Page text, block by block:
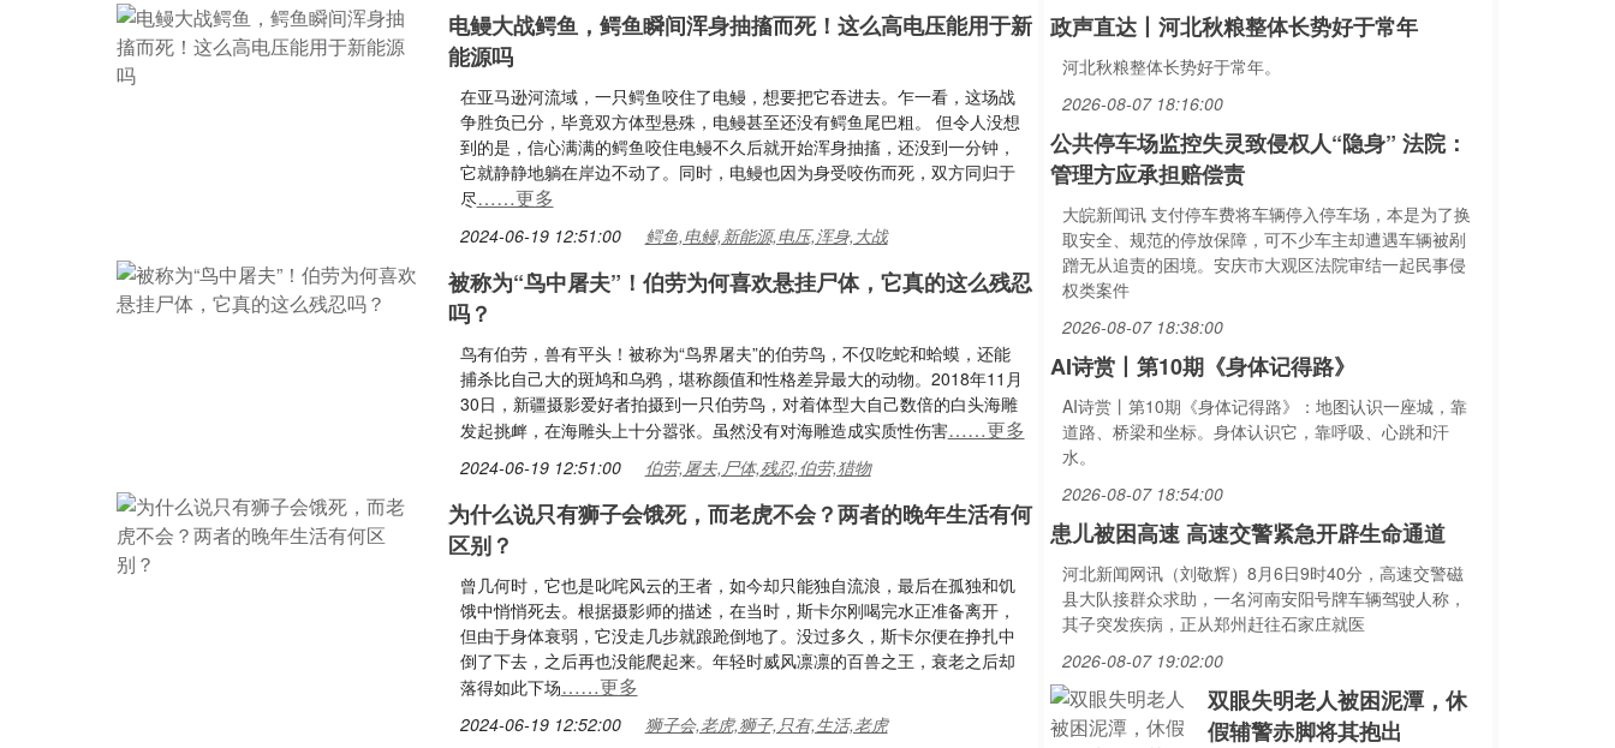
电鳗大战鳄鱼，鳄鱼瞬间浑身抽搐而死！这么高电压能用于新
能源吗
在亚马逊河流域，一只鳄鱼咬住了电鳗，想要把它吞进去。乍一看，这场战
争胜负已分，毕竟双方体型悬殊，电鳗甚至还没有鳄鱼尾巴粗。 但令人没想
到的是，信心满满的鳄鱼咬住电鳗不久后就开始浑身抽搐，还没到一分钟，
它就静静地躺在岸边不动了。同时，电鳗也因为身受咬伤而死，双方同归于
尽……更多
2024-06-19 12:51:00 鳄鱼,电鳗,新能源,电压,浑身,大战
被称为“鸟中屠夫”！伯劳为何喜欢悬挂尸体，它真的这么残忍
吗？
鸟有伯劳，兽有平头！被称为“鸟界屠夫”的伯劳鸟，不仅吃蛇和蛤蟆，还能
捕杀比自己大的斑鸠和乌鸦，堪称颜值和性格差异最大的动物。2018年11月
30日，新疆摄影爱好者拍摄到一只伯劳鸟，对着体型大自己数倍的白头海雕
发起挑衅，在海雕头上十分嚣张。虽然没有对海雕造成实质性伤害……更多
2024-06-19 12:51:00 伯劳,屠夫,尸体,残忍,伯劳,猎物
为什么说只有狮子会饿死，而老虎不会？两者的晚年生活有何
区别？
曾几何时，它也是叱咤风云的王者，如今却只能独自流浪，最后在孤独和饥
饿中悄悄死去。根据摄影师的描述，在当时，斯卡尔刚喝完水正准备离开，
但由于身体衰弱，它没走几步就踉跄倒地了。没过多久，斯卡尔便在挣扎中
倒了下去，之后再也没能爬起来。年轻时威风凛凛的百兽之王，衰老之后却
落得如此下场……更多
2024-06-19 12:52:00 狮子会,老虎,狮子,只有,生活,老虎
政声直达丨河北秋粮整体长势好于常年
河北秋粮整体长势好于常年。
2026-08-07 18:16:00
公共停车场监控失灵致侵权人“隐身” 法院：
管理方应承担赔偿责
大皖新闻讯 支付停车费将车辆停入停车场，本是为了换
取安全、规范的停放保障，可不少车主却遭遇车辆被剐
蹭无从追责的困境。安庆市大观区法院审结一起民事侵
权类案件
2026-08-07 18:38:00
AI诗赏丨第10期《身体记得路》
AI诗赏丨第10期《身体记得路》：地图认识一座城，靠
道路、桥梁和坐标。身体认识它，靠呼吸、心跳和汗
水。
2026-08-07 18:54:00
患儿被困高速 高速交警紧急开辟生命通道
河北新闻网讯（刘敬辉）8月6日9时40分，高速交警磁
县大队接群众求助，一名河南安阳号牌车辆驾驶人称，
其子突发疾病，正从郑州赶往石家庄就医
2026-08-07 19:02:00
双眼失明老人被困泥潭，休
假辅警赤脚将其抱出